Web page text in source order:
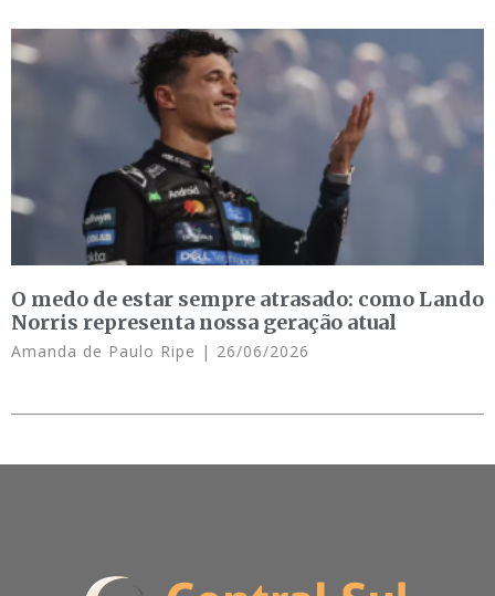
O medo de estar sempre atrasado: como Lando
Norris representa nossa geração atual
Amanda de Paulo Ripe 26/06/2026